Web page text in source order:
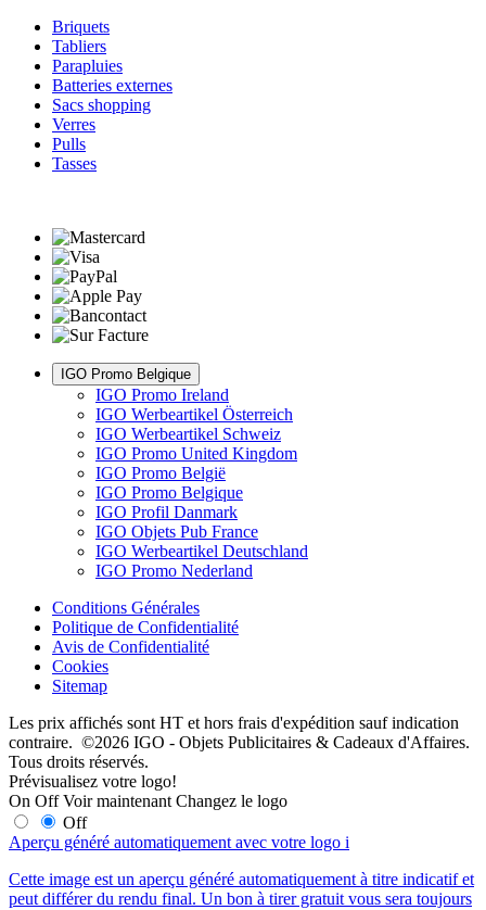
Briquets
Tabliers
Parapluies
Batteries externes
Sacs shopping
Verres
Pulls
Tasses
IGO Promo Belgique
IGO Promo Ireland
IGO Werbeartikel Österreich
IGO Werbeartikel Schweiz
IGO Promo United Kingdom
IGO Promo België
IGO Promo Belgique
IGO Profil Danmark
IGO Objets Pub France
IGO Werbeartikel Deutschland
IGO Promo Nederland
Conditions Générales
Politique de Confidentialité
Avis de Confidentialité
Cookies
Sitemap
Les prix affichés sont HT et hors frais d'expédition sauf indication
contraire. ©2026 IGO - Objets Publicitaires & Cadeaux d'Affaires.
Tous droits réservés.
Prévisualisez votre logo!
On Off Voir maintenant Changez le logo
Off
Aperçu généré automatiquement avec votre logo i
Cette image est un aperçu généré automatiquement à titre indicatif et
peut différer du rendu final. Un bon à tirer gratuit vous sera toujours